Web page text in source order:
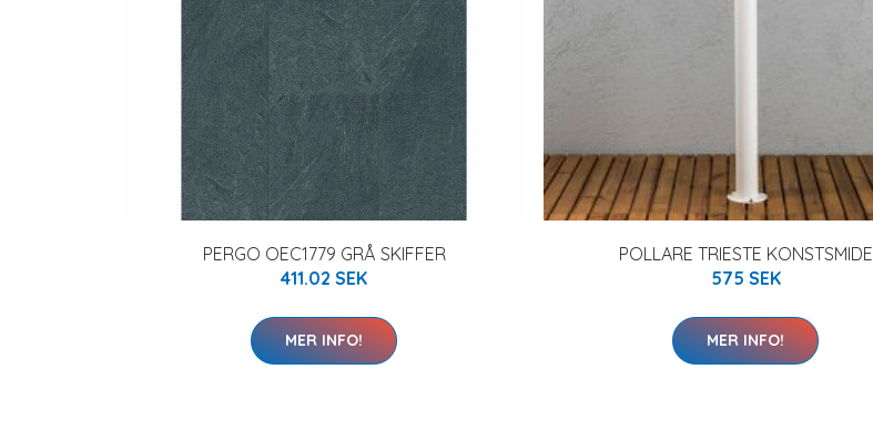
PERGO OEC1779 GRÅ SKIFFER
411.02 SEK
MER INFO!
POLLARE TRIESTE KONSTSMIDE
575 SEK
MER INFO!